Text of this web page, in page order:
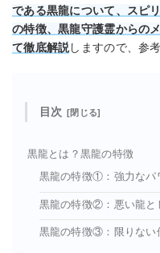
である黒龍について、スピ
の特徴、黒龍守護霊からの
て徹底解説しますので、参
目次
黒龍とは？黒龍の特徴
黒龍の特徴①：強力なパ
黒龍の特徴②：悪い龍と
黒龍の特徴③：限りない